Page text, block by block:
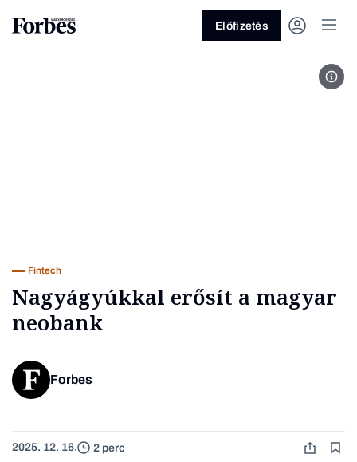
Előfizetés
Fintech
Nagyágyúkkal erősít a magyar
neobank
Forbes
2025. 12. 16. 2 perc